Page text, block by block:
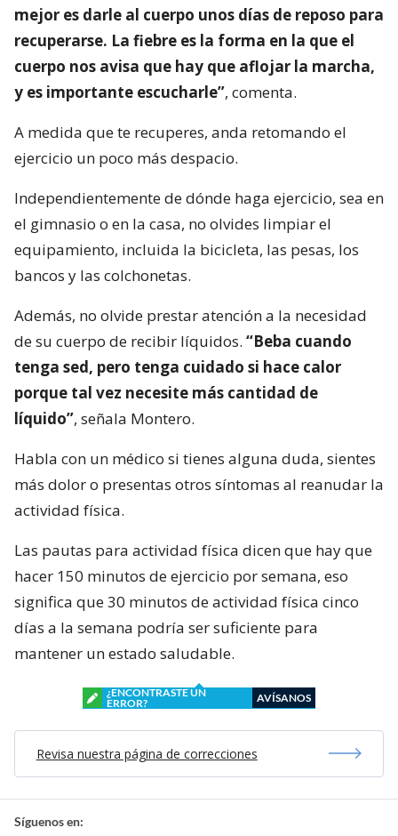
mejor es darle al cuerpo unos días de reposo para
recuperarse. La fiebre es la forma en la que el
cuerpo nos avisa que hay que aflojar la marcha,
y es importante escucharle”, comenta.
A medida que te recuperes, anda retomando el
ejercicio un poco más despacio.
Independientemente de dónde haga ejercicio, sea en
el gimnasio o en la casa, no olvides limpiar el
equipamiento, incluida la bicicleta, las pesas, los
bancos y las colchonetas.
Además, no olvide prestar atención a la necesidad
de su cuerpo de recibir líquidos. “Beba cuando
tenga sed, pero tenga cuidado si hace calor
porque tal vez necesite más cantidad de
líquido”, señala Montero.
Habla con un médico si tienes alguna duda, sientes
más dolor o presentas otros síntomas al reanudar la
actividad física.
Las pautas para actividad física dicen que hay que
hacer 150 minutos de ejercicio por semana, eso
significa que 30 minutos de actividad física cinco
días a la semana podría ser suficiente para
mantener un estado saludable.
¿ENCONTRASTE UN
ERROR?
AVÍSANOS
Revisa nuestra página de correcciones
Síguenos en: